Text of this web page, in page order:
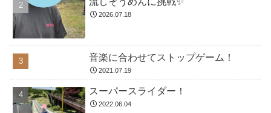
2026.07.18
音楽に合わせてストップゲーム！
2021.07.19
スーパースライダー！
2022.06.04